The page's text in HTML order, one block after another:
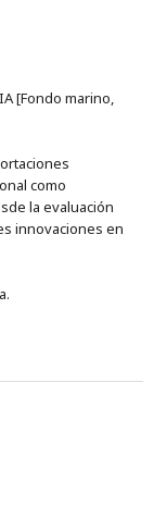
[Fondo marino,
como
la evaluación
innovaciones en